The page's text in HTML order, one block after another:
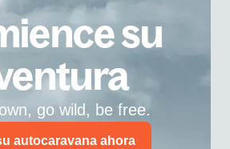
su
go wild, be free.
autocaravana ahora